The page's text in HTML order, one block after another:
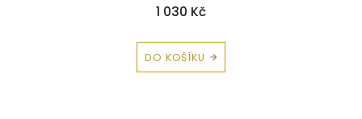
1 030 Kč
DO KOŠÍKU